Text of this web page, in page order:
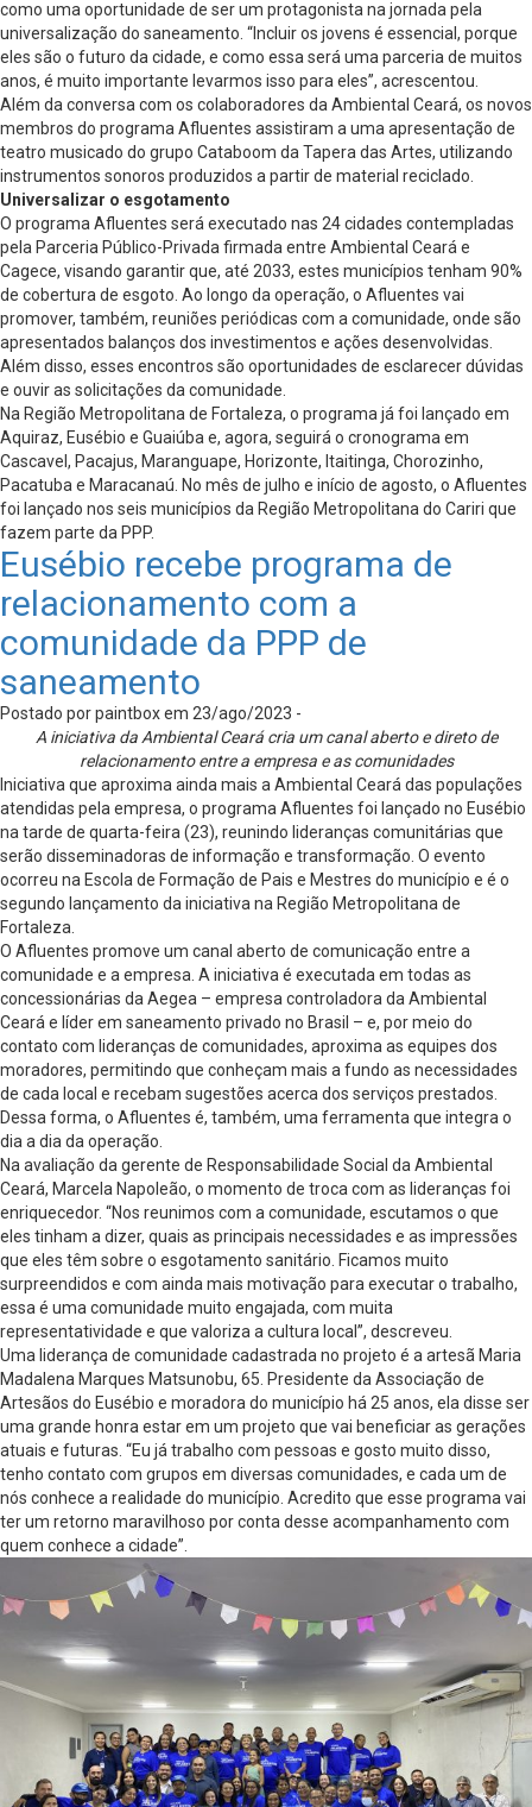
como uma oportunidade de ser um protagonista na jornada pela
universalização do saneamento. “Incluir os jovens é essencial, porque
eles são o futuro da cidade, e como essa será uma parceria de muitos
anos, é muito importante levarmos isso para eles”, acrescentou.
Além da conversa com os colaboradores da Ambiental Ceará, os novos
membros do programa Afluentes assistiram a uma apresentação de
teatro musicado do grupo Cataboom da Tapera das Artes, utilizando
instrumentos sonoros produzidos a partir de material reciclado.
Universalizar o esgotamento
O programa Afluentes será executado nas 24 cidades contempladas
pela Parceria Público-Privada firmada entre Ambiental Ceará e
Cagece, visando garantir que, até 2033, estes municípios tenham 90%
de cobertura de esgoto. Ao longo da operação, o Afluentes vai
promover, também, reuniões periódicas com a comunidade, onde são
apresentados balanços dos investimentos e ações desenvolvidas.
Além disso, esses encontros são oportunidades de esclarecer dúvidas
e ouvir as solicitações da comunidade.
Na Região Metropolitana de Fortaleza, o programa já foi lançado em
Aquiraz, Eusébio e Guaiúba e, agora, seguirá o cronograma em
Cascavel, Pacajus, Maranguape, Horizonte, Itaitinga, Chorozinho,
Pacatuba e Maracanaú. No mês de julho e início de agosto, o Afluentes
foi lançado nos seis municípios da Região Metropolitana do Cariri que
fazem parte da PPP.
Eusébio recebe programa de
relacionamento com a
comunidade da PPP de
saneamento
Postado por paintbox em 23/ago/2023 -
A iniciativa da Ambiental Ceará cria um canal aberto e direto de
relacionamento entre a empresa e as comunidades
Iniciativa que aproxima ainda mais a Ambiental Ceará das populações
atendidas pela empresa, o programa Afluentes foi lançado no Eusébio
na tarde de quarta-feira (23), reunindo lideranças comunitárias que
serão disseminadoras de informação e transformação. O evento
ocorreu na Escola de Formação de Pais e Mestres do município e é o
segundo lançamento da iniciativa na Região Metropolitana de
Fortaleza.
O Afluentes promove um canal aberto de comunicação entre a
comunidade e a empresa. A iniciativa é executada em todas as
concessionárias da Aegea – empresa controladora da Ambiental
Ceará e líder em saneamento privado no Brasil – e, por meio do
contato com lideranças de comunidades, aproxima as equipes dos
moradores, permitindo que conheçam mais a fundo as necessidades
de cada local e recebam sugestões acerca dos serviços prestados.
Dessa forma, o Afluentes é, também, uma ferramenta que integra o
dia a dia da operação.
Na avaliação da gerente de Responsabilidade Social da Ambiental
Ceará, Marcela Napoleão, o momento de troca com as lideranças foi
enriquecedor. “Nos reunimos com a comunidade, escutamos o que
eles tinham a dizer, quais as principais necessidades e as impressões
que eles têm sobre o esgotamento sanitário. Ficamos muito
surpreendidos e com ainda mais motivação para executar o trabalho,
essa é uma comunidade muito engajada, com muita
representatividade e que valoriza a cultura local”, descreveu.
Uma liderança de comunidade cadastrada no projeto é a artesã Maria
Madalena Marques Matsunobu, 65. Presidente da Associação de
Artesãos do Eusébio e moradora do município há 25 anos, ela disse ser
uma grande honra estar em um projeto que vai beneficiar as gerações
atuais e futuras. “Eu já trabalho com pessoas e gosto muito disso,
tenho contato com grupos em diversas comunidades, e cada um de
nós conhece a realidade do município. Acredito que esse programa vai
ter um retorno maravilhoso por conta desse acompanhamento com
quem conhece a cidade”.